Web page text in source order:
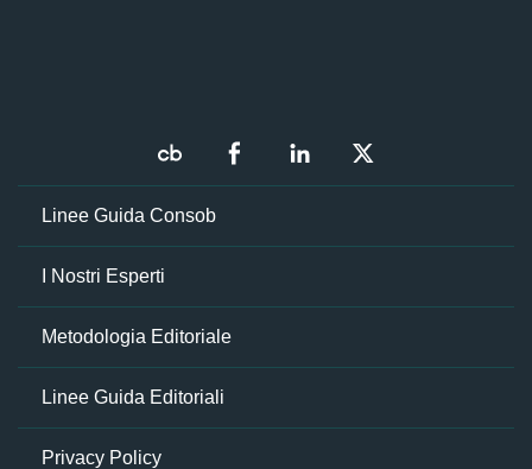
Linee Guida Consob
I Nostri Esperti
Metodologia Editoriale
Linee Guida Editoriali
Privacy Policy